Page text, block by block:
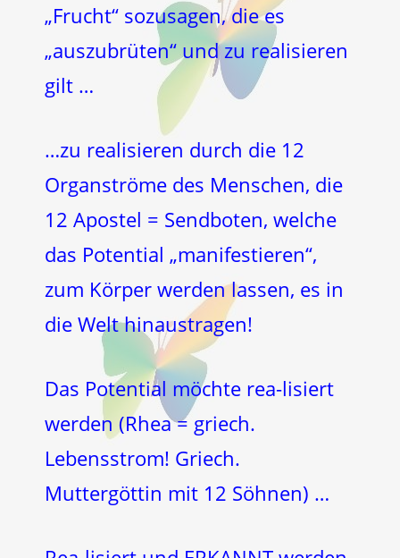
„Frucht“ sozusagen, die es
„auszubrüten“ und zu realisieren
gilt …
…zu realisieren durch die 12
Organströme des Menschen, die
12 Apostel = Sendboten, welche
das Potential „manifestieren“,
zum Körper werden lassen, es in
die Welt hinaustragen!
Das Potential möchte rea-lisiert
werden (Rhea = griech.
Lebensstrom! Griech.
Muttergöttin mit 12 Söhnen) …